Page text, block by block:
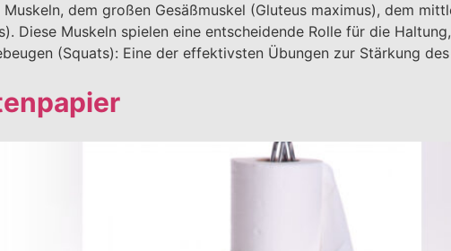
dem großen Gesäßmuskel (Gluteus maximus), dem
Diese Muskeln spielen eine entscheidende Rolle für die
(Squats): Eine der effektivsten Übungen zur Stärkung